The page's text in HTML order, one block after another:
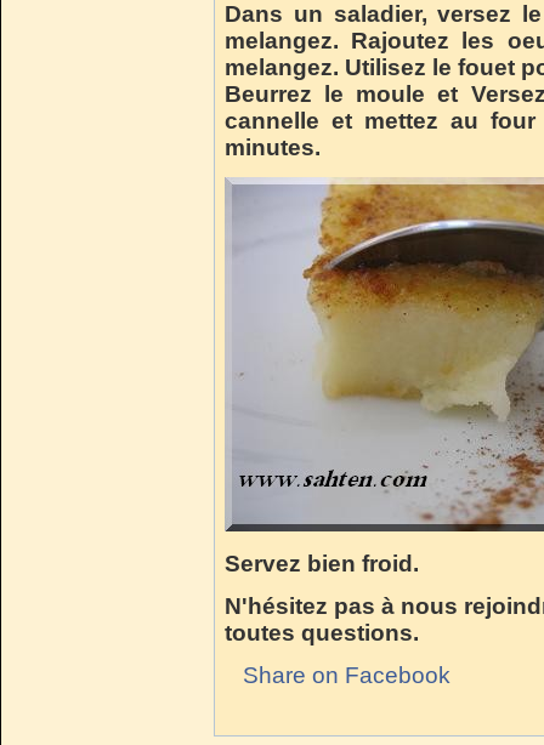
Dans un saladier, versez
melangez. Rajoutez les
melangez. Utilisez le fouet
Beurrez le moule et
cannelle et mettez au four
minutes.
Servez bien froid.
N'hésitez pas à nous
toutes questions.
Share on Facebook